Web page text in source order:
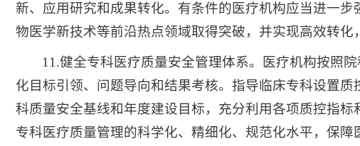
新、应用研究和成果转化。有条件的医疗机构应当进一
物医学新技术等前沿热点领域取得突破，并实现高效转
11.健全专科医疗质量安全管理体系。医疗机构按照
化目标引领、问题导向和结果考核。指导临床专科设置
科质量安全基线和年度建设目标，充分利用各项质控指
专科医疗质量管理的科学化、精细化、规范化水平，保障